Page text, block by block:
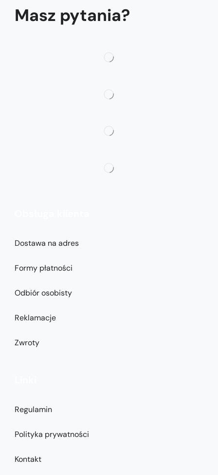
Masz pytania?
Dostawa na adres
Formy płatności
Odbiór osobisty
Reklamacje
Zwroty
Regulamin
Polityka prywatności
Kontakt